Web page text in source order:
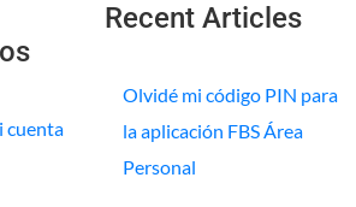
cuenta
Recent Articles
Olvidé mi código PIN para
la aplicación FBS Área
Personal